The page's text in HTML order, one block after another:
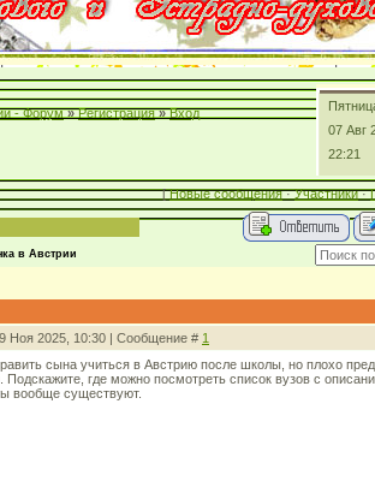
- Форум » Регистрация » Вход
07 Авг
22:21
[Новые сообщения·Участники·
в Австрии
Ноя 2025, 10:30 | Сообщение # 1
сына учиться в Австрию после школы, но плохо
Подскажите, где можно посмотреть список вузов с
вообще существуют.